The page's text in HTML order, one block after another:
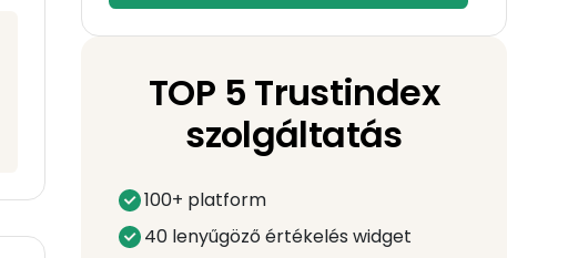
TOP 5 Trustindex
szolgáltatás
100+ platform
40 lenyűgöző értékelés widget